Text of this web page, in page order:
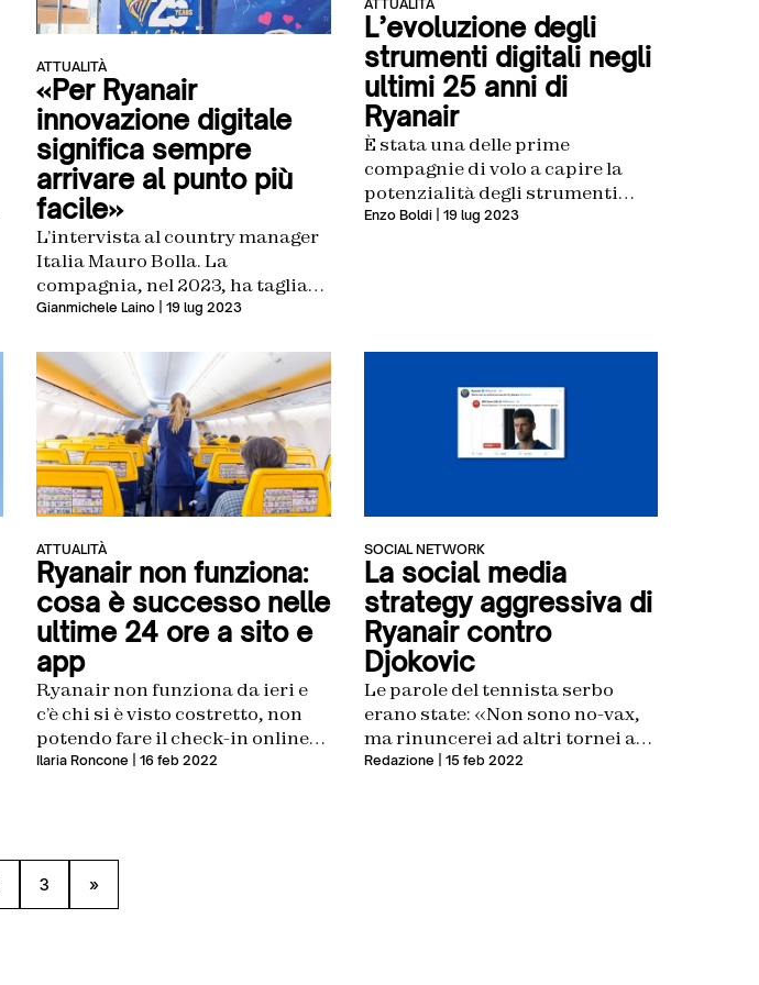
ATTUALITÀ
«Per Ryanair
innovazione digitale
significa sempre
arrivare al punto più
facile»
L’intervista al country manager
Italia Mauro Bolla. La
compagnia, nel 2023, ha tagliato
il traguardo dei 25 anni di
Gianmichele Laino | 19 lug 2023
ATTUALITÀ
L’evoluzione degli
strumenti digitali negli
ultimi 25 anni di
Ryanair
È stata una delle prime
compagnie di volo a capire la
potenzialità degli strumenti
online. Buona parte del suo
Enzo Boldi| 19 lug 2023
ATTUALITÀ
Ryanair non funziona:
cosa è successo nelle
ultime 24 ore a sito e
app
Ryanair non funziona da ieri e
c’è chi si è visto costretto, non
potendo fare il check-in online
tramite app o sito, a pagare per
Ilaria Roncone | 16 feb 2022
SOCIAL NETWORK
La social media
strategy aggressiva di
Ryanair contro
Djokovic
Le parole del tennista serbo
erano state: «Non sono no-vax,
ma rinuncerei ad altri tornei a
causa dell’obbligo vaccinale». La
Redazione | 15 feb 2022
3 »